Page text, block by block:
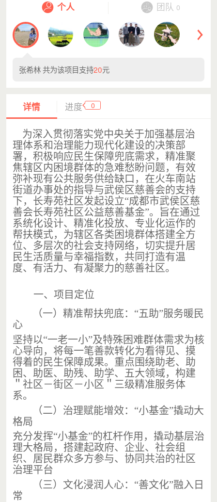
个人 团队 0
张希林共为该项目支持20元
详情 进度 0
为深入贯彻落实党中央关于加强基层治
理体系和治理能力现代化建设的决策部
署，积极响应民生保障兜底需求，精准聚
焦辖区内困境群体的急难愁盼问题，有效
弥补现有公共服务供给缺口，在火车南站
街道办事处的指导与武侯区慈善会的支持
下，长寿苑社区发起设立“成都市武侯区慈
善会长寿苑社区公益慈善基金”。旨在通过
系统化设计、精准化投放、专业化运作的
帮扶模式，为辖区各类困境群体搭建全方
位、多层次的社会支持网络，切实提升居
民生活质量与幸福指数，共同打造有温
度、有活力、有凝聚力的慈善社区。
一、 项目定位
（一） 精准帮扶兜底： “五助”服务暖民
心
坚持以“一老一小”及特殊困难群体需求为核
心导向，将每一笔善款转化为看得见、摸
得着的民生保障成果。重点围绕助老、助
困、助医、助残、助学、五大领域，构建
＂社区－街区－小区＂三级精准服务体
系。
（二） 治理赋能增效： “小基金”撬动大
格局
充分发挥“小基金”的杠杆作用，撬动基层治
理大格局，搭建起政府、企业、社会组
织、居民群众多方参与、协同共治的社区
治理平台
（三） 文化浸润人心： “善文化”融入日
常